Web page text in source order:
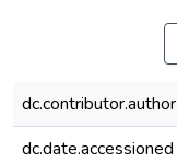
dc.contributor.author
dc.date.accessioned